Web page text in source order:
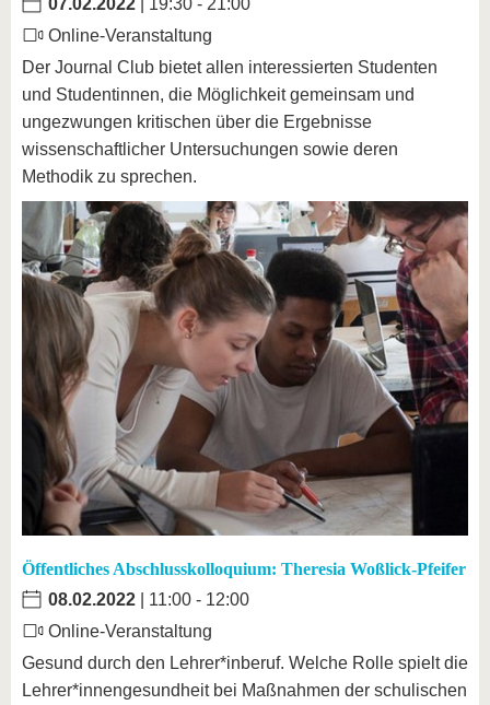
07.02.2022 | 19:30 - 21:00
Online-Veranstaltung
Der Journal Club bietet allen interessierten Studenten
und Studentinnen, die Möglichkeit gemeinsam und
ungezwungen kritischen über die Ergebnisse
wissenschaftlicher Untersuchungen sowie deren
Methodik zu sprechen.
Öffentliches Abschlusskolloquium: Theresia Woßlick-Pfeifer
08.02.2022 | 11:00 - 12:00
Online-Veranstaltung
Gesund durch den Lehrer*inberuf. Welche Rolle spielt die
Lehrer*innengesundheit bei Maßnahmen der schulischen